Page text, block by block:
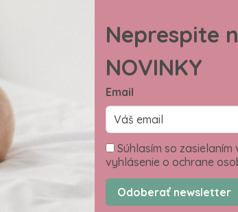
Neprespite
NOVINKY
Email
Súhlasím so
vyhlásenie o ochrane
Odoberať newsletter